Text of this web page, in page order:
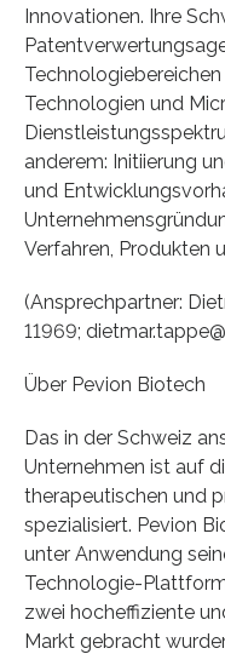
Innovationen. Ihre
Technologien und
anderem: Initiierung
und
Verfahren, Produkten
(Ansprechpartner:
11969;
Über Pevion Biotech
Das in der Schweiz
Unternehmen ist auf
therapeutischen und
spezialisiert. Pevion
unter Anwendung
Technologie-
zwei hocheffiziente
Markt gebracht